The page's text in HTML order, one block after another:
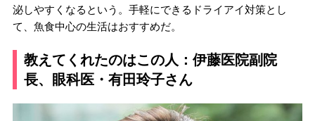
泌しやすくなるという。手軽にできるドライアイ対策とし
て、魚食中心の生活はおすすめだ。
教えてくれたのはこの人：伊藤医院副院
長、眼科医・有田玲子さん